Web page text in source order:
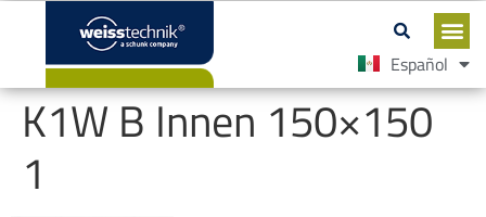
Español
English
K1W B Innen 150×150
1